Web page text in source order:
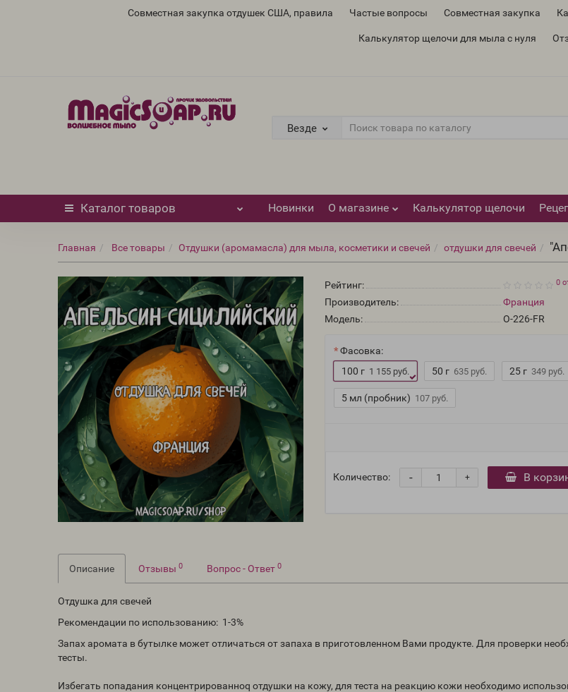
Совместная закупка отдушек США, правила Частые вопросы Совместная закупка
Калькулятор щелочи для мыла с нуля
Везде
Каталог товаров Новинки О магазине Калькулятор щелочи
Главная Все товары Отдушки (аромамасла) для мыла, косметики и свечей отдушки для свечей
Рейтинг: 0
Производитель:
Франция
Модель:
O-226-FR
Фасовка:
100 г 1 155 руб. 50 г 635 руб. 25 г 349 руб.
5 мл (пробник) 107 руб.
Количество: +
- В
Описание Отзывы0 Вопрос - Ответ0
Отдушка для свечей
Рекомендации по использованию: 1-3%
Запах аромата в бутылке может отличаться от запаха в приготовленном Вами продукте. Для проверки
тесты.
Избегать попадания концентрированноq отдушки на кожу, для теста на реакцию кожи необходимо